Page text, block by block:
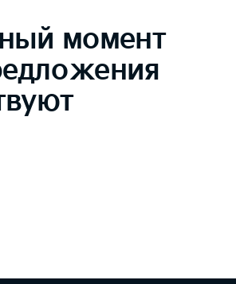
момент